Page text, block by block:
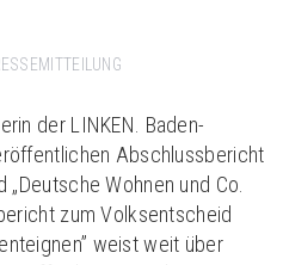
der LINKEN. Baden-
Abschlussbericht
Wohnen und Co.
zum Volksentscheid
weist weit über